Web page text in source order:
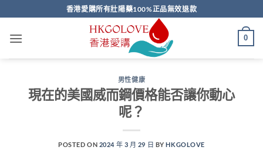
to
content
香港愛購所有壯陽藥100%正品無效退款
0
男性健康
現在的美國威而鋼價格能否讓你動心
呢？
POSTED ON 2024 年 3 月 29 日 BYHKGOLOVE